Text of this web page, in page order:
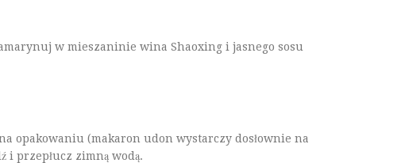
w mieszaninie wina Shaoxing i jasnego sosu
opakowaniu (makaron udon wystarczy dosłownie na
i przepłucz zimną wodą.